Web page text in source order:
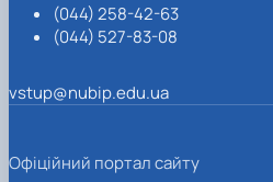
(044) 258-42-63
(044) 527-83-08
vstup@nubip.edu.ua
Офіційний портал сайту